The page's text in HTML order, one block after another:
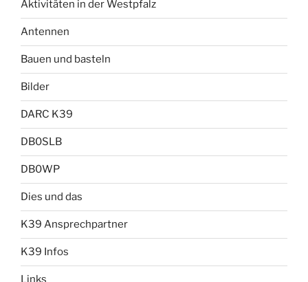
Aktivitäten in der Westpfalz
Antennen
Bauen und basteln
Bilder
DARC K39
DB0SLB
DB0WP
Dies und das
K39 Ansprechpartner
K39 Infos
Links